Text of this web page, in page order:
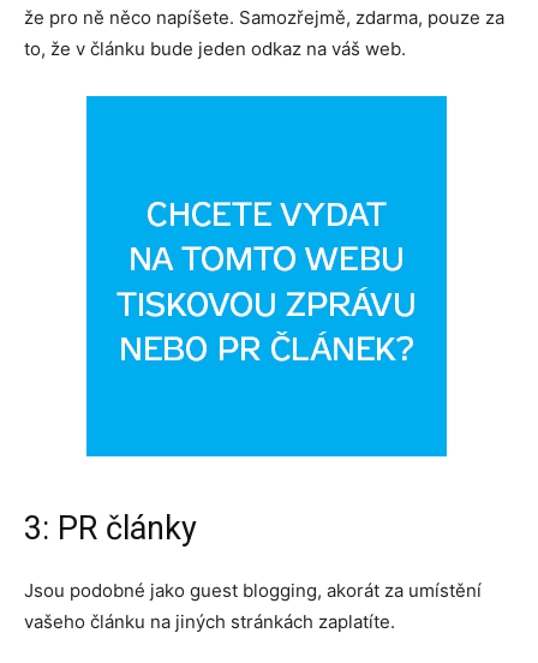
že pro ně něco napíšete. Samozřejmě, zdarma, pouze za
to, že v článku bude jeden odkaz na váš web.
3: PR články
Jsou podobné jako guest blogging, akorát za umístění
vašeho článku na jiných stránkách zaplatíte.